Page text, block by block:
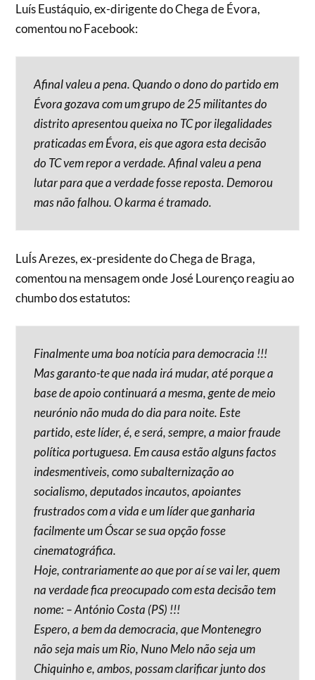
Luís Eustáquio, ex-dirigente do Chega de Évora,
comentou no Facebook:
Afinal valeu a pena. Quando o dono do partido em
Évora gozava com um grupo de 25 militantes do
distrito apresentou queixa no TC por ilegalidades
praticadas em Évora, eis que agora esta decisão
do TC vem repor a verdade. Afinal valeu a pena
lutar para que a verdade fosse reposta. Demorou
mas não falhou. O karma é tramado.
LuÍs Arezes, ex-presidente do Chega de Braga,
comentou na mensagem onde José Lourenço reagiu ao
chumbo dos estatutos:
Finalmente uma boa notícia para democracia !!!
Mas garanto-te que nada irá mudar, até porque a
base de apoio continuará a mesma, gente de meio
neurónio não muda do dia para noite. Este
partido, este líder, é, e será, sempre, a maior fraude
política portuguesa. Em causa estão alguns factos
indesmentiveis, como subalternização ao
socialismo, deputados incautos, apoiantes
frustrados com a vida e um líder que ganharia
facilmente um Óscar se sua opção fosse
cinematográfica.
Hoje, contrariamente ao que por aí se vai ler, quem
na verdade fica preocupado com esta decisão tem
nome: – António Costa (PS) !!!
Espero, a bem da democracia, que Montenegro
não seja mais um Rio, Nuno Melo não seja um
Chiquinho e, ambos, possam clarificar junto dos